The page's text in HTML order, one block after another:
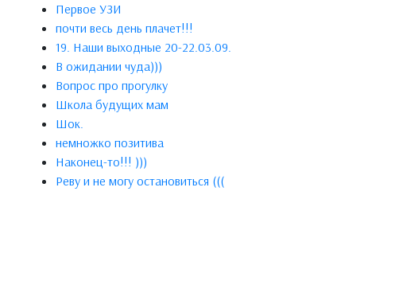
Первое УЗИ
почти весь день плачет!!!
19. Наши выходные 20-22.03.09.
В ожидании чуда)))
Вопрос про прогулку
Школа будущих мам
Шок.
немножко позитива
Наконец-то!!! )))
Реву и не могу остановиться (((